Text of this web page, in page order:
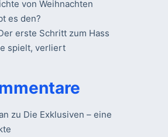
von Weihnachten
es den?
erste Schritt zum Hass
spielt, verliert
zu Die Exklusiven – eine